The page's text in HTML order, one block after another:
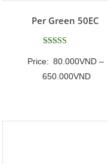
Per Green 50EC
hạng
5 sao
Price: 80.000VND –
650.000VND